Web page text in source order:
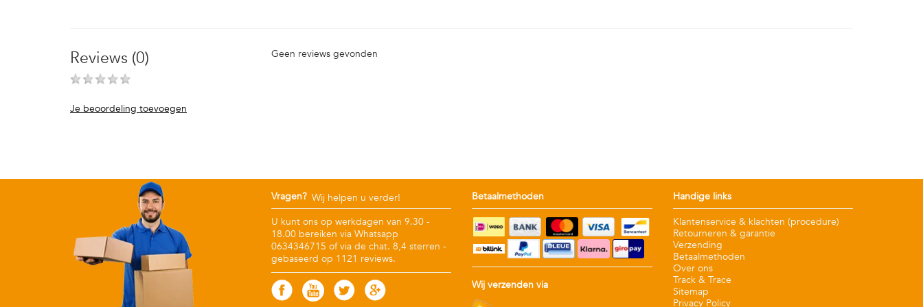
Reviews (0)
Je beoordeling toevoegen
Geen reviews gevonden
Vragen? Wij helpen u verder!
U kunt ons op werkdagen van 9.30 -
18.00 bereiken via Whatsapp
0634346715 of via de chat. 8,4 sterren -
gebaseerd op 1121 reviews.
Betaalmethoden
Wij verzenden via
Handige links
Klantenservice & klachten (procedure)
Retourneren & garantie
Verzending
Betaalmethoden
Over ons
Track & Trace
Sitemap
Privacy Policy